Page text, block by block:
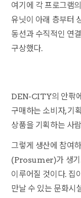
여기에 각 프로그램
유닛이 아래 층부터
동선과 수직적인 연
구상했다.
DEN-CITY의 안팎
구매하는 소비자, 기
상품을 기획하는 사
그렇게 생산에 참여
(Prosumer)가 생기
이루어질 것이다. 집
만날 수 있는 문화시